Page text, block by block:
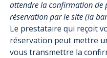
attendre la confirmation de
réservation par le site (la
Le prestataire qui reçoit
réservation peut mettre
vous transmettre la